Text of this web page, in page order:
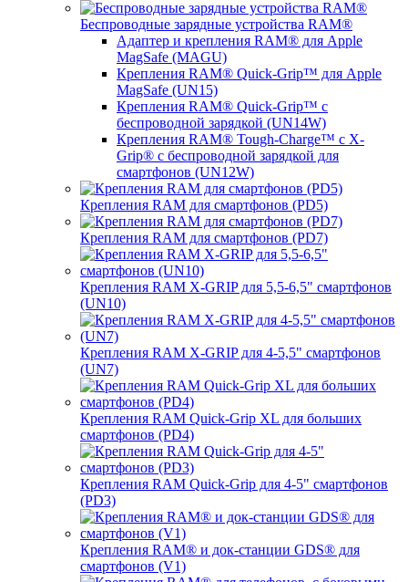
Беспроводные зарядные устройства RAM®
Адаптер и крепления RAM® для Apple
MagSafe (MAGU)
Крепления RAM® Quick-Grip™ для Apple
MagSafe (UN15)
Крепления RAM® Quick-Grip™ с
беспроводной зарядкой (UN14W)
Крепления RAM® Tough-Charge™ с X-
Grip® с беспроводной зарядкой для
смартфонов (UN12W)
Крепления RAM для смартфонов (PD5)
Крепления RAM для смартфонов (PD7)
Крепления RAM X-GRIP для 5,5-6,5" смартфонов
(UN10)
Крепления RAM X-GRIP для 4-5,5" смартфонов
(UN7)
Крепления RAM Quick-Grip XL для больших
смартфонов (PD4)
Крепления RAM Quick-Grip для 4-5" смартфонов
(PD3)
Крепления RAM® и док-станции GDS® для
смартфонов (V1)